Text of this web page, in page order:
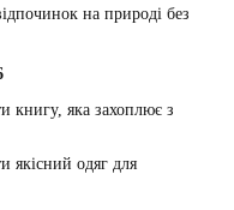
на природі без
книгу, яка захоплює з
якісний одяг для